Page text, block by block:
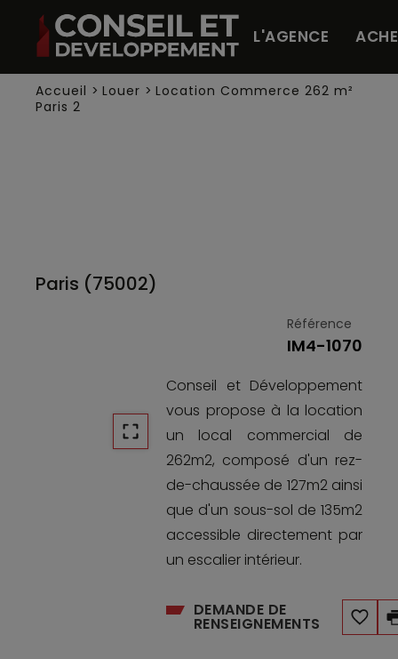
L'AGENCE
Accueil > Louer > Location Commerce 262 m²
Paris 2
Paris (75002)
Référence
IM4-1070
Conseil et Développement
vous propose à la location
un local commercial de
262m2, composé d'un rez-
de-chaussée de 127m2 ainsi
que d'un sous-sol de 135m2
accessible directement par
un escalier intérieur.
DEMANDE DE
RENSEIGNEMENTS